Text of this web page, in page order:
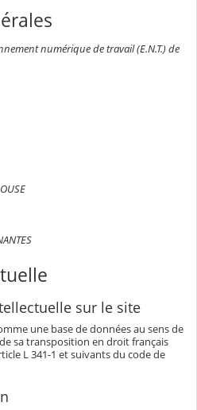
numérique de travail (E.N.T.) de
sur le site
une base de données au sens de
sa transposition en droit français
L 341-1 et suivants du code de